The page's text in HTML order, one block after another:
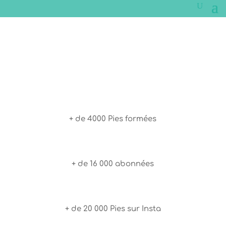
+ de 4000 Pies formées
+ de 16 000 abonnées
+ de 20 000 Pies sur Insta